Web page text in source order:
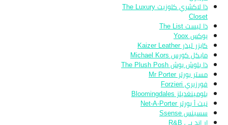
ذا لاكشري كلوزيت The Luxury
Closet
ذا ليست The List
يوكس Yoox
كايزر ليذر Kaizer Leather
مايكل كورس Michael Kors
ذا بلوش بوش The Plush Posh
مستر بورتر Mr Porter
فورزيري Forzieri
بلومينغديلز Bloomingdales
نيت أ بورتر Net-A-Porter
سسينس Ssense